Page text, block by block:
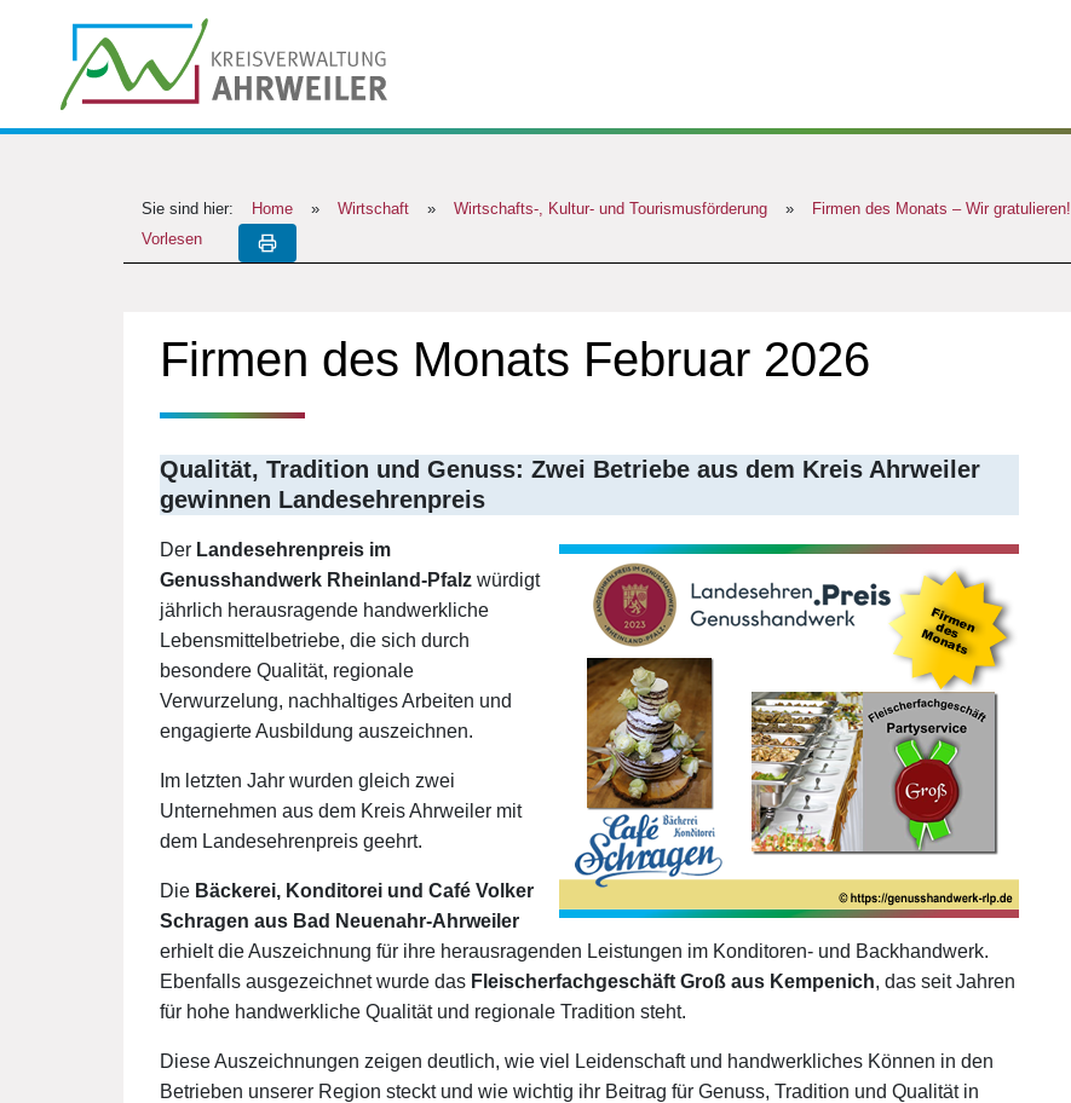
Sie sind hier: Home » Wirtschaft » Wirtschafts-, Kultur- und Tourismusförderung » Firmen des Monats – Wir gratulieren!
Vorlesen
Firmen des Monats Februar 2026
Qualität, Tradition und Genuss: Zwei Betriebe aus dem Kreis Ahrweiler
gewinnen Landesehrenpreis
Der Landesehrenpreis im
Genusshandwerk Rheinland-Pfalz würdigt
jährlich herausragende handwerkliche
Lebensmittelbetriebe, die sich durch
besondere Qualität, regionale
Verwurzelung, nachhaltiges Arbeiten und
engagierte Ausbildung auszeichnen.
Im letzten Jahr wurden gleich zwei
Unternehmen aus dem Kreis Ahrweiler mit
dem Landesehrenpreis geehrt.
Die Bäckerei, Konditorei und Café Volker
Schragen aus Bad Neuenahr-Ahrweiler
erhielt die Auszeichnung für ihre herausragenden Leistungen im Konditoren- und Backhandwerk.
Ebenfalls ausgezeichnet wurde das Fleischerfachgeschäft Groß aus Kempenich, das seit Jahren
für hohe handwerkliche Qualität und regionale Tradition steht.
Diese Auszeichnungen zeigen deutlich, wie viel Leidenschaft und handwerkliches Können in den
Betrieben unserer Region steckt und wie wichtig ihr Beitrag für Genuss, Tradition und Qualität in